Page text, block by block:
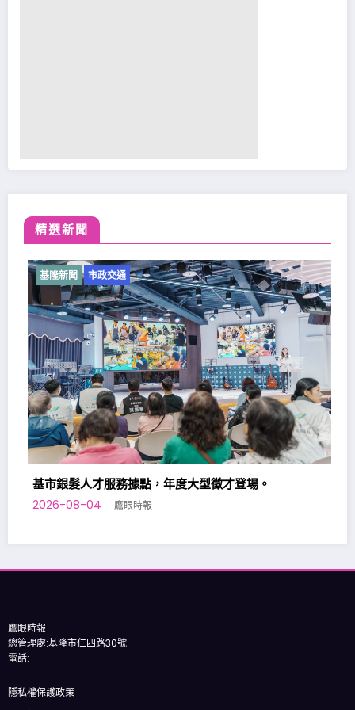
精選新聞
點，年度大型徵才登場。
基隆新聞 市政交通
鷹眼時報
總管理處:基隆市仁四路30號